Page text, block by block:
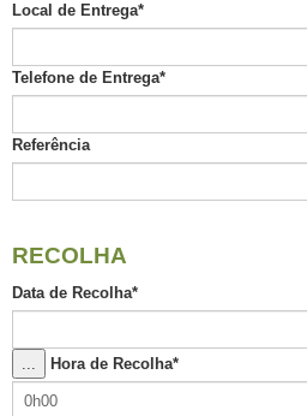
Local de Entrega*
Telefone de Entrega*
Referência
RECOLHA
Data de Recolha*
... Hora de Recolha*